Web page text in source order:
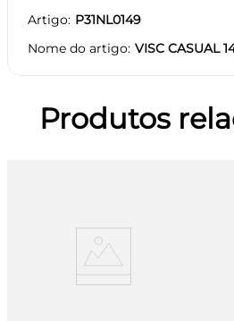
Artigo P31NL0149
Nome do artigo VISC CASUAL
Produtos